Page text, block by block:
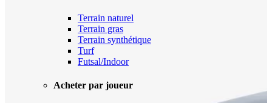
Terrain naturel
Terrain gras
Terrain synthétique
Turf
Futsal/Indoor
Acheter par joueur